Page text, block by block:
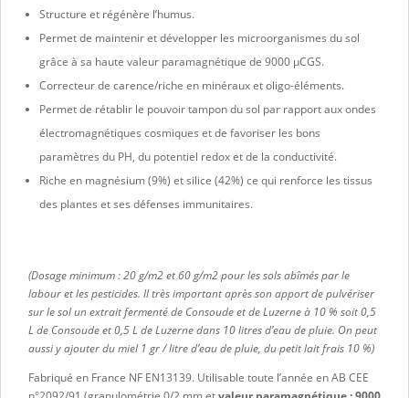
Structure et régénère l’humus.
Permet de maintenir et développer les microorganismes du sol
grâce à sa haute valeur paramagnétique de 9000 μCGS.
Correcteur de carence/riche en minéraux et oligo-éléments.
Permet de rétablir le pouvoir tampon du sol par rapport aux ondes
électromagnétiques cosmiques et de favoriser les bons
paramètres du PH, du potentiel redox et de la conductivité.
Riche en magnésium (9%) et silice (42%) ce qui renforce les tissus
des plantes et ses défenses immunitaires.
(Dosage minimum : 20 g/m2 et 60 g/m2 pour les sols abîmés par le
labour et les pesticides. Il très important après son apport de pulvériser
sur le sol un extrait fermenté de Consoude et de Luzerne à 10 % soit 0,5
L de Consoude et 0,5 L de Luzerne dans 10 litres d’eau de pluie. On peut
aussi y ajouter du miel 1 gr / litre d’eau de pluie, du petit lait frais 10 %)
Fabriqué en France NF EN13139. Utilisable toute l’année en AB CEE